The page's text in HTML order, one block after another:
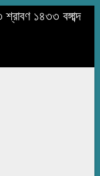
১৪৩৩ বঙ্গাব্দ